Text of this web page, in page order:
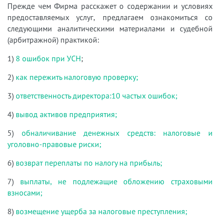
Прежде чем Фирма расскажет о содержании и условиях
предоставляемых услуг, предлагаем ознакомиться со
следующими аналитическими материалами и судебной
(арбитражной) практикой:
1) 8 ошибок при УСН;
2) как пережить налоговую проверку;
3) ответственность директора:10 частых ошибок;
4) вывод активов предприятия;
5) обналичивание денежных средств: налоговые и
уголовно-правовые риски;
6) возврат переплаты по налогу на прибыль;
7) выплаты, не подлежащие обложению страховыми
взносами;
8) возмещение ущерба за налоговые преступления;